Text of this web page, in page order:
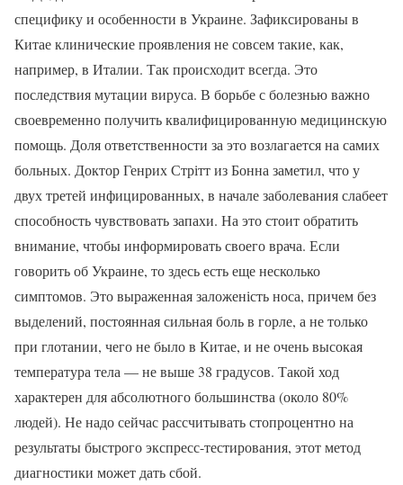
специфику и особенности в Украине. Зафиксированы в
Китае клинические проявления не совсем такие, как,
например, в Италии. Так происходит всегда. Это
последствия мутации вируса. В борьбе с болезнью важно
своевременно получить квалифицированную медицинскую
помощь. Доля ответственности за это возлагается на самих
больных. Доктор Генрих Стрітт из Бонна заметил, что у
двух третей инфицированных, в начале заболевания слабеет
способность чувствовать запахи. На это стоит обратить
внимание, чтобы информировать своего врача. Если
говорить об Украине, то здесь есть еще несколько
симптомов. Это выраженная заложеність носа, причем без
выделений, постоянная сильная боль в горле, а не только
при глотании, чего не было в Китае, и не очень высокая
температура тела — не выше 38 градусов. Такой ход
характерен для абсолютного большинства (около 80%
людей). Не надо сейчас рассчитывать стопроцентно на
результаты быстрого экспресс-тестирования, этот метод
диагностики может дать сбой.